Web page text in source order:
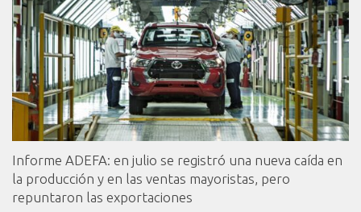
Informe ADEFA: en julio se registró una nueva caída en
la producción y en las ventas mayoristas, pero
repuntaron las exportaciones